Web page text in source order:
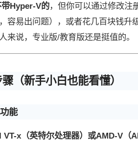
Hyper-V的，但你可以通过修改注
容易出问题），或者花几百块钱升
说，专业版/教育版还是挺值的。
（新手小白也能看懂）
能
VT-x（英特尔处理器）或AMD-V（